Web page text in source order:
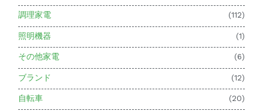
調理家電 (112)
照明機器 (1)
その他家電 (6)
ブランド (12)
自転車 (20)